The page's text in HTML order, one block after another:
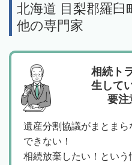
北海道 目梨郡羅
他の専門家
相続ト
生して
要注
遺産分割協議がまとま
できない！
相続放棄したい！とい